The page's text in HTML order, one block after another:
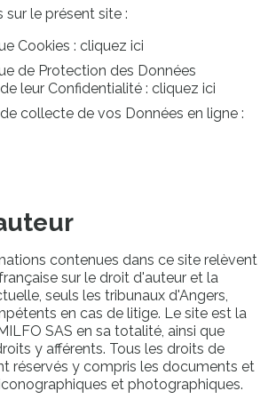
sur le présent site :
Cookies : cliquez ici
de Protection des Données
leur Confidentialité : cliquez ici
collecte de vos Données en ligne :
contenues dans ce site relèvent
sur le droit d'auteur et la
seuls les tribunaux d'Angers,
en cas de litige. Le site est la
SAS en sa totalité, ainsi que
y afférents. Tous les droits de
réservés y compris les documents et
et photographiques.